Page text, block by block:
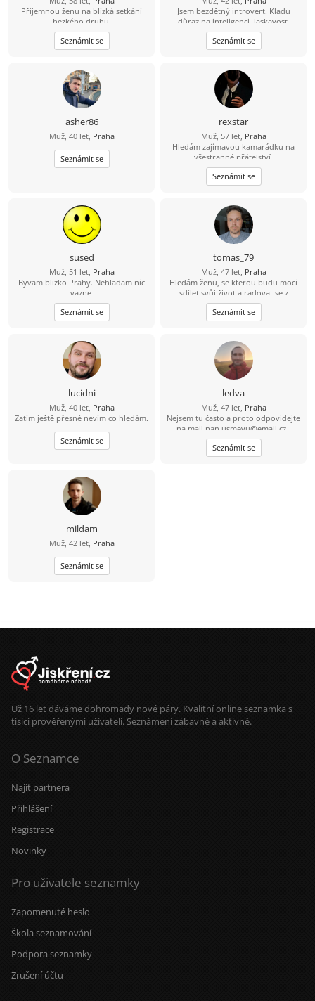
Příjemnou ženu na blízká setkání
hezkého druhu.
Seznámit se
Jsem bezdětný introvert. Kladu
důraz na inteligenci, laskavost,
sebereflexi a osobní růst. Důležité je,
abys byla hodná, otevřená v
komunikaci, autentická a snažila se o
život než dobrodružství, ale občas
rád vykročím mimo svou komfortní
zónu. Hledám dlouhodobý,
monogamní vztah založený na
oboustranné podpoře, respektu a
otevřené komunikaci. Na zájmech
nezáleží, hlavní je shoda v
hodnotách. Umím si představit život
s dětmi i bez nich. Nemám zvíře,
mám je rád.
Seznámit se
asher86
Muž, 40 let, Praha
Seznámit se
rexstar
Muž, 57 let, Praha
Hledám zajímavou kamarádku na
všestranné přátelství.
Seznámit se
sused
Muž, 51 let, Praha
Byvam blizko Prahy. Nehladam nic
vazne.
Seznámit se
tomas_79
Muž, 47 let, Praha
Hledám ženu, se kterou budu moci
sdílet svůj život a radovat se z
každého nového dne v její
společnosti
Seznámit se
lucidni
Muž, 40 let, Praha
Zatím ještě přesně nevím co hledám.
Seznámit se
ledva
Muž, 47 let, Praha
Nejsem tu často a proto odpovidejte
na mail pan.usmevu@email.cz
_______________________ Tady je to
nepřehledné. Hledám Jiskru v kupce
sena a co bude dál se uvidí :). A ta
Seznámit se
mildam
Muž, 42 let, Praha
Seznámit se
Už 16 let dáváme dohromady nové páry. Kvalitní online seznamka s
tisíci prověřenými uživateli. Seznámení zábavně a aktivně.
O Seznamce
Najít partnera
Přihlášení
Registrace
Novinky
Pro uživatele seznamky
Zapomenuté heslo
Škola seznamování
Podpora seznamky
Zrušení účtu